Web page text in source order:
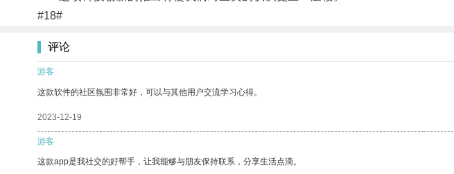
#18#
评论
游客
这款软件的社区氛围非常好，可以与其他用户交流学习心得。
2023-12-19
游客
这款app是我社交的好帮手，让我能够与朋友保持联系，分享生活点滴。